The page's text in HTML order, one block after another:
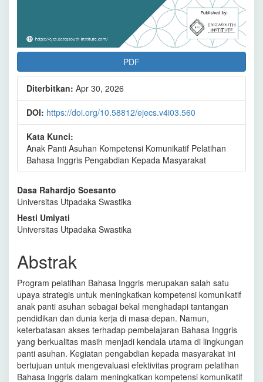
PDF
Diterbitkan: Apr 30, 2026
DOI: https://doi.org/10.58812/ejecs.v4i03.560
Kata Kunci:
Anak Panti Asuhan Kompetensi Komunikatif Pelatihan
Bahasa Inggris Pengabdian Kepada Masyarakat
Isi
Artikel
Utama
Dasa Rahardjo Soesanto
Universitas Utpadaka Swastika
Hesti Umiyati
Universitas Utpadaka Swastika
Abstrak
Program pelatihan Bahasa Inggris merupakan salah satu
upaya strategis untuk meningkatkan kompetensi komunikatif
anak panti asuhan sebagai bekal menghadapi tantangan
pendidikan dan dunia kerja di masa depan. Namun,
keterbatasan akses terhadap pembelajaran Bahasa Inggris
yang berkualitas masih menjadi kendala utama di lingkungan
panti asuhan. Kegiatan pengabdian kepada masyarakat ini
bertujuan untuk mengevaluasi efektivitas program pelatihan
Bahasa Inggris dalam meningkatkan kompetensi komunikatif